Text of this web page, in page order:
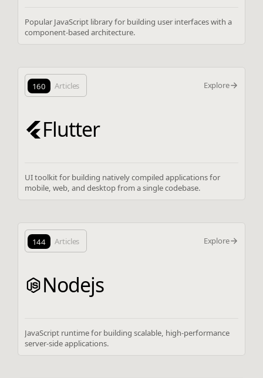
Popular JavaScript library for building user interfaces with a
component-based architecture.
160 Articles Explore
Flutter
UI toolkit for building natively compiled applications for
mobile, web, and desktop from a single codebase.
144 Articles Explore
Nodejs
JavaScript runtime for building scalable, high-performance
server-side applications.